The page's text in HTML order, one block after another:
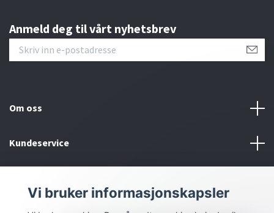
Anmeld deg til vårt nyhetsbrev
Om oss
Kundeservice
Vi bruker informasjonskapsler